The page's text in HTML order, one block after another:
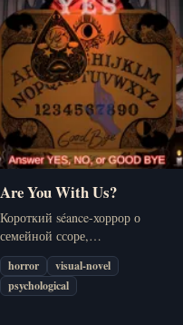
Are You With Us?
Короткий séance-хоррор о
семейной ссоре,
противоречивых ответах и
доске Уиджа, которая приводит
не того гостя.
horror
visual-novel
psychological